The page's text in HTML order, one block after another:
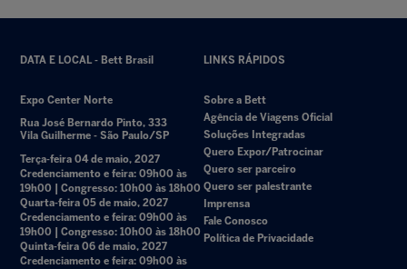
DATA E LOCAL - Bett Brasil
Expo Center Norte
Rua José Bernardo Pinto, 333
Vila Guilherme - São Paulo/SP
Terça-feira 04 de maio, 2027
Credenciamento e feira: 09h00 às
19h00 | Congresso: 10h00 às 18h00
Quarta-feira 05 de maio, 2027
Credenciamento e feira: 09h00 às
19h00 | Congresso: 10h00 às 18h00
Quinta-feira 06 de maio, 2027
Credenciamento e feira: 09h00 às
LINKS RÁPIDOS
Sobre a Bett
Agência de Viagens Oficial
Soluções Integradas
Quero Expor/Patrocinar
Quero ser parceiro
Quero ser palestrante
Imprensa
Fale Conosco
Política de Privacidade